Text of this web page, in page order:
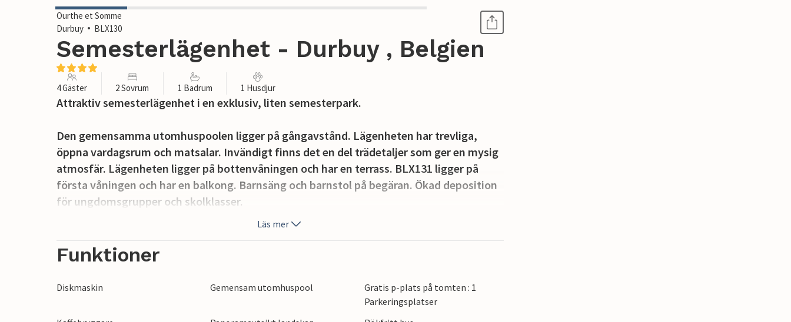
Ourthe et Somme
Durbuy
BLX130
Semesterlägenhet - Durbuy , Belgien
4 Gäster 2 Sovrum 1 Badrum 1 Husdjur
Attraktiv semesterlägenhet i en exklusiv, liten semesterpark.
Den gemensamma utomhuspoolen ligger på gångavstånd. Lägenheten har trevliga,
öppna vardagsrum och matsalar. Invändigt finns det en del trädetaljer som ger en mysig
atmosfär. Lägenheten ligger på bottenvåningen och har en terrass. BLX131 ligger på
första våningen och har en balkong. Barnsäng och barnstol på begäran. Ökad deposition
för ungdomsgrupper och skolklasser.
floden Ourthe och vid foten av höga klippor. Här kan du promenera och njuta av
specialiserade butikerna är en speciell upplevelse. Utforska också staden på en tur i täckt
vagn eller med det lokala turisttåget. Under hela året äger många aktiviteter rum i
Durbuy, bland annat loppmarknader och konstmarknader. För den sportintresserade
Läs mer
Funktioner
Diskmaskin Gemensam utomhuspool
Gratis p-plats på tomten : 1
Parkeringsplatser